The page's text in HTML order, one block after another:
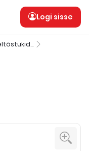
Logi sisse
Tõstekahveltõstukid ja virnastajad